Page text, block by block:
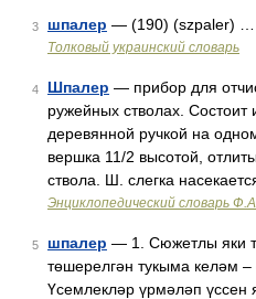
3 шпалер — (190) (szpaler) …
Толковый украинский словарь
4 Шпалер — прибор для
ружейных стволах. Состоит
деревянной ручкой на
вершка 11/2 высотой,
ствола. Ш. слегка
Энциклопедический словарь
5 шпалер — 1. Сюжетлы яки
төшерелгән тукыма келәм
Үсемлекләр үрмәләп үссен